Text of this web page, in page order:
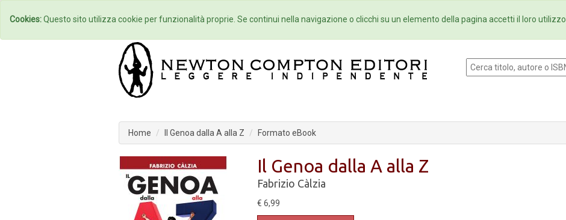
Home Autori Eventi Collane Newsletter Ebookstore
Home Il Genoa dalla A alla Z Formato eBook
Il Genoa dalla A alla Z
Fabrizio Càlzia
€ 6,99
Cookies:Questo sito utilizza cookie per funzionalità proprie. Se continui nella navigazione o clicchi su un elemento della pagina accetti il loro utilizzo.